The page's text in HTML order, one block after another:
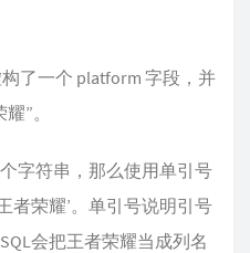
了一个 platform 字段，并
”。
字符串，那么使用单引号
者荣耀’。单引号说明引号
会把王者荣耀当成列名